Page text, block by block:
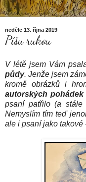
neděle 13. října 2019
Píšu rukou
V létě jsem Vám
půdy. Jenže jsem
kromě obrázků i
autorských
psaní patřilo (a stále
Nemyslím tím teď
ale i psaní jako takové